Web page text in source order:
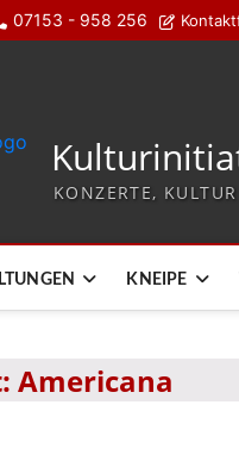
07153 - 958 256
KONZERTE,
KNEIPE
Americana